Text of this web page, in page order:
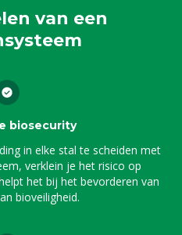
van een
biosecurity
in elke stal te scheiden met
verklein je het risico op
het bij het bevorderen van
bioveiligheid.